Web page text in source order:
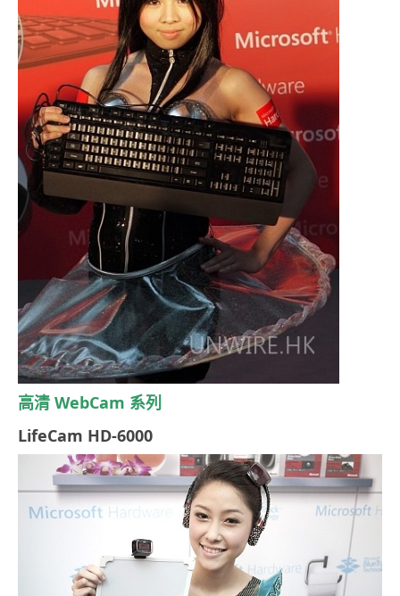
高清 WebCam 系列
LifeCam HD-6000